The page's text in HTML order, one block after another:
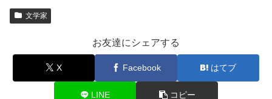
文学家
お友達にシェアする
X Facebook はてブ
LINE コピー